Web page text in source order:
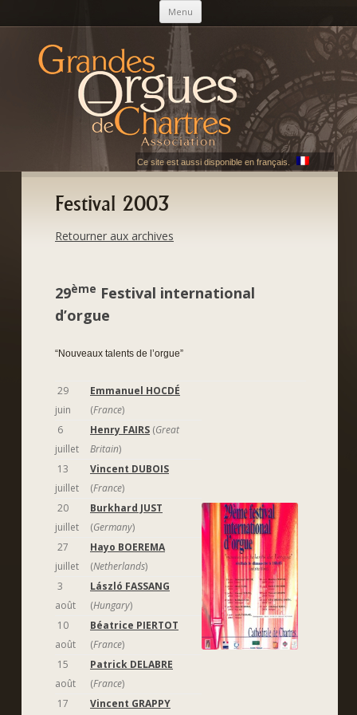
Menu Skip to content
AGOC
Les Grandes Orgues de Chartres
Ce site est aussi disponible en français.
Festival 2003
Retourner aux archives
29ème Festival international
d’orgue
“Nouveaux talents de l’orgue”
29
juin
Emmanuel HOCDÉ
(France)
6
juillet
Henry FAIRS (Great
Britain)
13
juillet
Vincent DUBOIS
(France)
20
juillet
Burkhard JUST
(Germany)
27
juillet
Hayo BOEREMA
(Netherlands)
3
août
László FASSANG
(Hungary)
10
août
Béatrice PIERTOT
(France)
15
août
Patrick DELABRE
(France)
17
Vincent GRAPPY